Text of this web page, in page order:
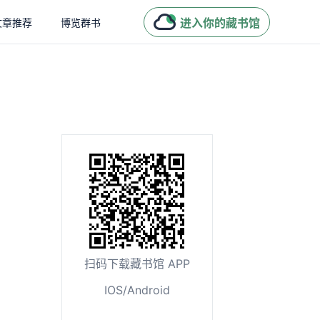
章推荐 博览群书 进入你的藏书馆
扫码下载藏书馆 APP
IOS/Android